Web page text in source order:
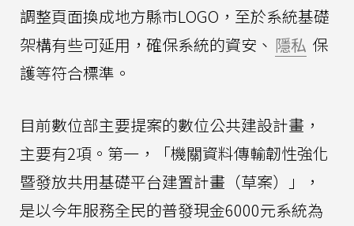
調整頁面換成地方縣市LOGO，至於系統基礎
架構有些可延用，確保系統的資安、 隱私 保
護等符合標準。
目前數位部主要提案的數位公共建設計畫，
主要有2項。第一，「機關資料傳輸韌性強化
暨發放共用基礎平台建置計畫（草案）」，
是以今年服務全民的普發現金6000元系統為